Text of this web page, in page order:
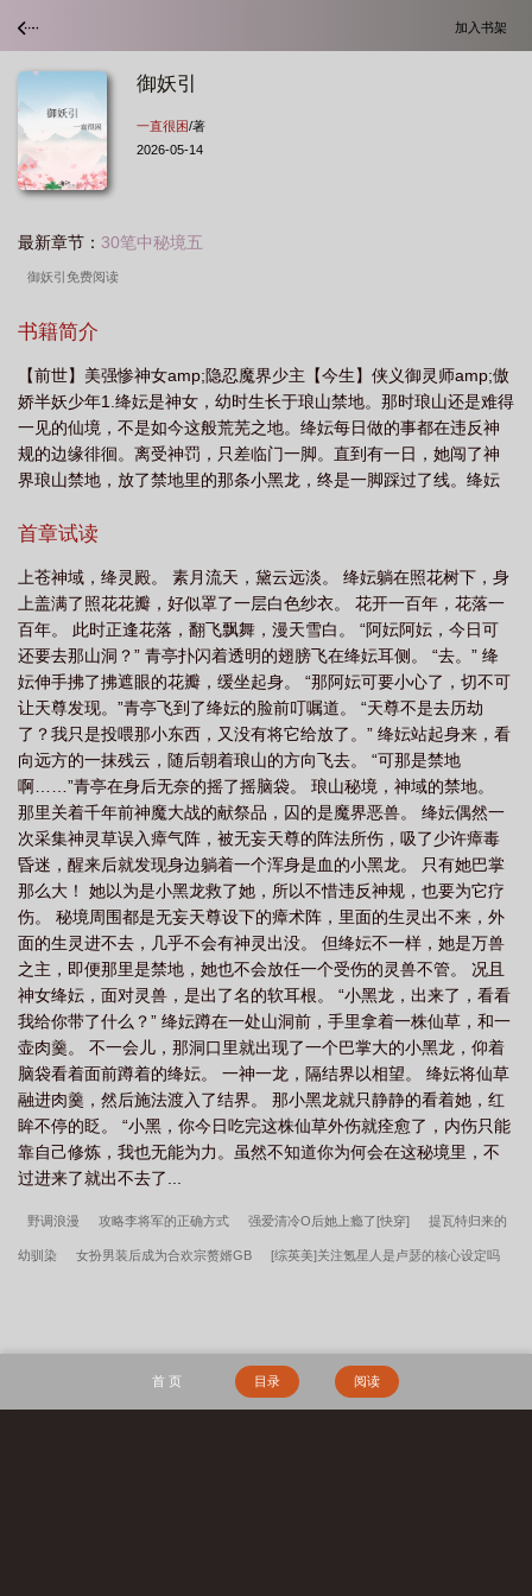
加入书架
御妖引
一直很困/著
2026-05-14
最新章节： 30笔中秘境五
御妖引免费阅读
书籍简介
【前世】美强惨神女amp;隐忍魔界少主【今生】侠义御灵师amp;傲
娇半妖少年1.绛妘是神女，幼时生长于琅山禁地。那时琅山还是难得
一见的仙境，不是如今这般荒芜之地。绛妘每日做的事都在违反神
规的边缘徘徊。离受神罚，只差临门一脚。直到有一日，她闯了神
界琅山禁地，放了禁地里的那条小黑龙，终是一脚踩过了线。绛妘
小黑龙是神魔大战的献祭品，被囚禁于琅山。灵智未开，一囚就是
道那是何地，只知道那里关着放了他的神。他替她挡了最后一道天
雷，算是还了神的恩惠。天帝秉着眼不见为净的道理，将二人一同
扔进了转生池历劫经人间七苦。2.御灵师江芸是一个爱听话本的人，
从小待在昙灵谷，从没离开过一步。直到有一天，谷主爹爹准她出
谷历练，她方才第一次踏进了那个她一直好奇的人间。江芸初见半
妖阿浮时，他正被青湘御灵师追赶，便出手救了他。没曾想，那半
妖竟就此赖上了她，赶也赶不走。从那之后，江芸走到哪，阿浮就
跟到哪。江芸：勿扰，心中只有历练，再搞小心把你这只妖给捉了
去。阿浮：………嘤：）3.昙灵谷覆灭，绛妘历劫归来，做的第一件
事就是报仇。为爹爹报仇，为凡间的同门报仇，也为自己报仇。当
她踏进魔界阴墟时，见到的第一个人不是别人，而是在凡间一直跟
在她身边的肖浮钰。昔日的半妖少年已然成为了魔界少主。发生的
一切开始有迹可寻。肖浮钰怎么也没想到，之前她用来保护他的缚
灵神箫，如今却对准了自己。照花树下生白雪，缚灵魂中血染心。
嶀琈引灵千劫尽，我为神道芸众生。《阅读指南》1.单元群像，沙雕
慢热成长，酸甜苦辣。过程是酸的，但结局是甜的。2.一直都很靠谱
的姐系神女女友vs有时靠谱有时不靠谱的恋爱脑纯情奶龙男友。3.新
手上路求收藏，欢迎评论区来找我玩啊：）
首章试读
上苍神域，绛灵殿。 素月流天，黛云远淡。 绛妘躺在照花树下，身
上盖满了照花花瓣，好似罩了一层白色纱衣。 花开一百年，花落一
百年。 此时正逢花落，翻飞飘舞，漫天雪白。 “阿妘阿妘，今日可
还要去那山洞？” 青亭扑闪着透明的翅膀飞在绛妘耳侧。 “去。” 绛
妘伸手拂了拂遮眼的花瓣，缓坐起身。 “那阿妘可要小心了，切不可
让天尊发现。”青亭飞到了绛妘的脸前叮嘱道。 “天尊不是去历劫
了？我只是投喂那小东西，又没有将它给放了。” 绛妘站起身来，看
向远方的一抹残云，随后朝着琅山的方向飞去。 “可那是禁地
啊……”青亭在身后无奈的摇了摇脑袋。 琅山秘境，神域的禁地。
那里关着千年前神魔大战的献祭品，囚的是魔界恶兽。 绛妘偶然一
次采集神灵草误入瘴气阵，被无妄天尊的阵法所伤，吸了少许瘴毒
昏迷，醒来后就发现身边躺着一个浑身是血的小黑龙。 只有她巴掌
那么大！ 她以为是小黑龙救了她，所以不惜违反神规，也要为它疗
伤。 秘境周围都是无妄天尊设下的瘴术阵，里面的生灵出不来，外
面的生灵进不去，几乎不会有神灵出没。 但绛妘不一样，她是万兽
之主，即便那里是禁地，她也不会放任一个受伤的灵兽不管。 况且
神女绛妘，面对灵兽，是出了名的软耳根。 “小黑龙，出来了，看看
我给你带了什么？” 绛妘蹲在一处山洞前，手里拿着一株仙草，和一
壶肉羹。 不一会儿，那洞口里就出现了一个巴掌大的小黑龙，仰着
脑袋看着面前蹲着的绛妘。 一神一龙，隔结界以相望。 绛妘将仙草
融进肉羹，然后施法渡入了结界。 那小黑龙就只静静的看着她，红
眸不停的眨。 “小黑，你今日吃完这株仙草外伤就痊愈了，内伤只能
靠自己修炼，我也无能为力。虽然不知道你为何会在这秘境里，不
过进来了就出不去了...
野调浪漫 攻略李将军的正确方式 强爱清冷O后她上瘾了[快穿] 提瓦特归来的
幼驯染 女扮男装后成为合欢宗赘婿GB [综英美]关注氪星人是卢瑟的核心设定吗
京枝欲夜[先离后爱] “可怜”的她［娱乐圈］ 摆烂的我被迫加冕为
首 页 目录 阅读